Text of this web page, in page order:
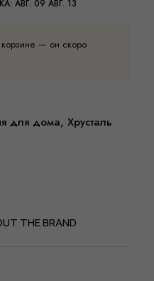
АВГ. 09 АВГ. 13
корзине — он скоро
для дома, Хрусталь
THE BRAND